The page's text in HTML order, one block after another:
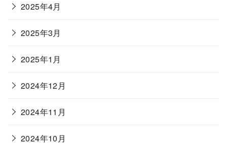
2025年4月
2025年3月
2025年1月
2024年12月
2024年11月
2024年10月